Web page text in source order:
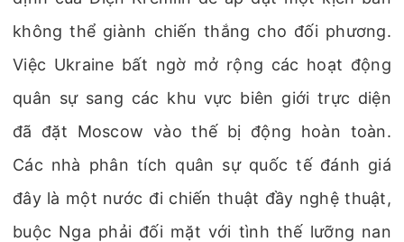
không thể giành chiến thắng cho đối phương.
Việc Ukraine bất ngờ mở rộng các hoạt động
quân sự sang các khu vực biên giới trực diện
đã đặt Moscow vào thế bị động hoàn toàn.
Các nhà phân tích quân sự quốc tế đánh giá
đây là một nước đi chiến thuật đầy nghệ thuật,
buộc Nga phải đối mặt với tình thế lưỡng nan